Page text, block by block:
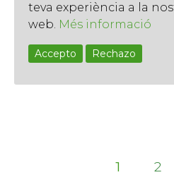
jardins i terrasses de
nens.
Etiquetes
BARCELONA ,FAMILIAR,GESPA
Pàg.
1 2
teva experiència a la
web. Més informació
Accepto Rechazo